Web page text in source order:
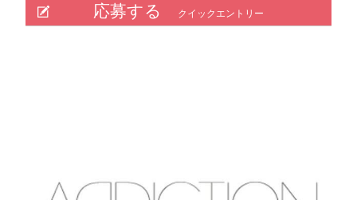
応募する クイックエントリー